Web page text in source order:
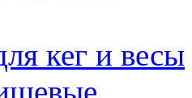
кег и весы